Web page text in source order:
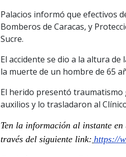
Palacios informó que efectivos
Bomberos de Caracas, y
Sucre.
El accidente se dio a la altura
la muerte de un hombre de 65
El herido presentó
auxilios y lo trasladaron al
Ten la información al instante
través del siguiente link: https://